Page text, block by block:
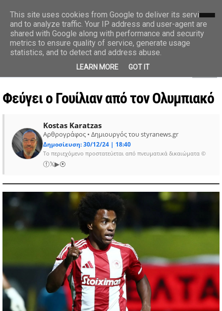
styranews.gr
Ειδήσεις-Γεγονότα-Επικαιρότητα
Φεύγει ο Γουίλιαν από τον Ολυμπιακό
Kostas Karatzas
Αρθρογράφος • Δημιουργός του styranews.gr
Δημοσίευση: 30/12/24 | 18:40
Το περιεχόμενο προστατεύεται από πνευματικά δικαιώματα ©
ⓕ𝕏▶⦿
This site uses cookies from Google to deliver its services
and to analyze traffic. Your IP address and user-agent are
shared with Google along with performance and security
metrics to ensure quality of service, generate usage
statistics, and to detect and address abuse.
LEARN MORE GOT IT